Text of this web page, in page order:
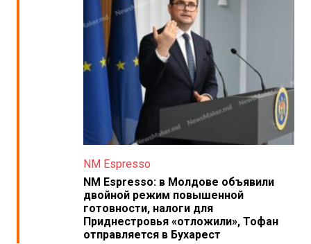
NM Espresso
NM Espresso: в Молдове объявили
двойной режим повышенной
готовности, налоги для
Приднестровья «отложили», Тофан
отправляется в Бухарест